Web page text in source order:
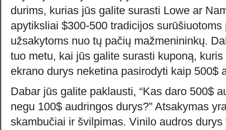
durims, kurias jūs galite surasti Lowe ar
apytiksliai $300-500 tradicijos
užsakytoms nuo tų pačių mažmenininkų.
tuo metu, kai jūs galite surasti kuponą,
ekrano durys neketina pasirodyti kaip 500$
Dabar jūs galite paklausti, “Kas daro 500$
negu 100$ audringos durys?” Atsakymas
skambučiai ir švilpimas. Vinilo audros